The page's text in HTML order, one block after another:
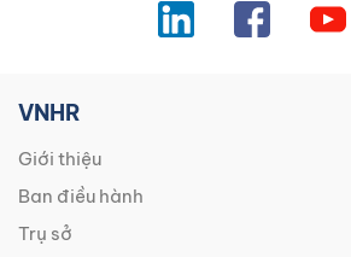
VNHR
Giới thiệu
Ban điều hành
Trụ sở